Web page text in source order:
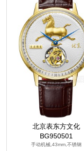
北京表东方文化
BG950501
手动机械,43mm,不锈钢